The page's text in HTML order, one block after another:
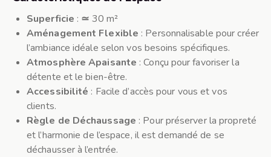
Superficie : ≃ 30 m²
Aménagement Flexible : Personnalisable pour créer
l’ambiance idéale selon vos besoins spécifiques.
Atmosphère Apaisante : Conçu pour favoriser la
détente et le bien-être.
Accessibilité : Facile d’accès pour vous et vos
clients.
Règle de Déchaussage : Pour préserver la propreté
et l’harmonie de l’espace, il est demandé de se
déchausser à l’entrée.